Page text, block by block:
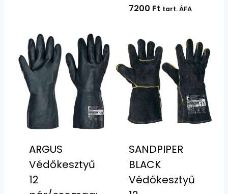
7200 Ft tart. ÁFA
ARGUS
Védőkesztyű
12
SANDPIPER
BLACK
Védőkesztyű